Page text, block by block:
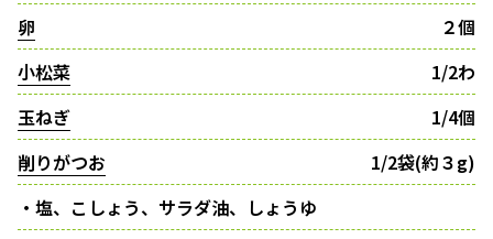
卵
２個
小松菜
1/2わ
玉ねぎ
1/4個
削りがつお
1/2袋(約３g)
・塩、こしょう、サラダ油、しょうゆ